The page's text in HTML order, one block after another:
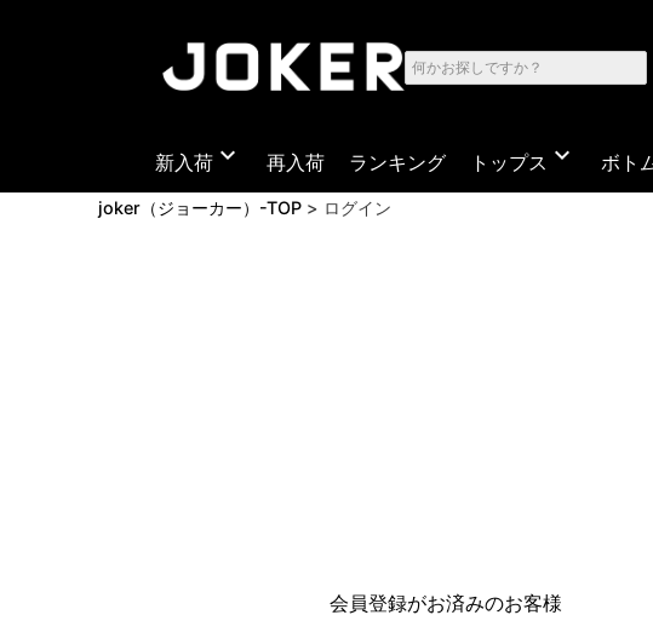
新入荷 expand_more 再入荷 ランキング トップス expand_more ボト
joker（ジョーカー）-TOP ログイン
会員登録がお済みのお客様